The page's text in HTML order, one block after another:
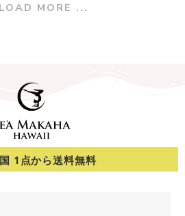
LOAD MORE ...
1点から送料無料